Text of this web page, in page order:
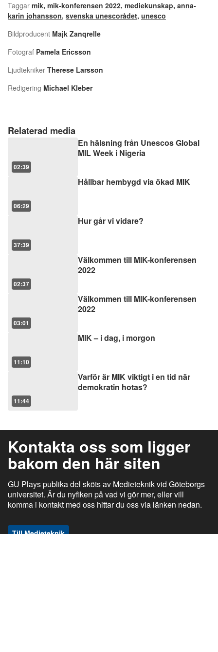
Relaterad media
02:39
En hälsning från Unescos Global
MIL Week i Nigeria
06:29
Hållbar hembygd via ökad MIK
37:39
Hur går vi vidare?
02:37
Välkommen till MIK-konferensen
2022
03:01
Välkommen till MIK-konferensen
2022
11:10
MIK – i dag, i morgon
11:44
Varför är MIK viktigt i en tid när
demokratin hotas?
Taggar mik, mik-konferensen 2022, mediekunskap, anna-
karin johansson, svenska unescorådet, unesco
Bildproducent Majk Zanqrelle
Fotograf Pamela Ericsson
Ljudtekniker Therese Larsson
Redigering Michael Kleber
Kontakta oss som ligger
bakom den här siten
GU Plays publika del sköts av Medieteknik vid Göteborgs
universitet. Är du nyfiken på vad vi gör mer, eller vill
komma i kontakt med oss hittar du oss via länken nedan.
Till Medieteknik